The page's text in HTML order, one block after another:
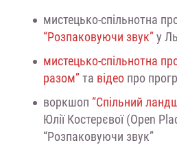
мистецько-спільнотна
“Розпаковуючи звук”у
мистецько-спільнотна
разом”та відеопро
воркшоп “Спільний
Юлії Костерєвої (Open
“Розпаковуючи звук”